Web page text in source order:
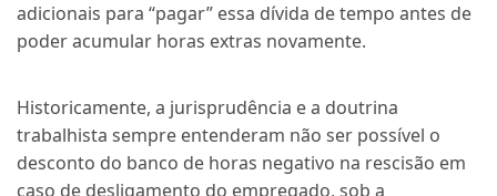
adicionais para “pagar” essa dívida de tempo antes de
poder acumular horas extras novamente.
Historicamente, a jurisprudência e a doutrina
trabalhista sempre entenderam não ser possível o
desconto do banco de horas negativo na rescisão em
caso de desligamento do empregado, sob a